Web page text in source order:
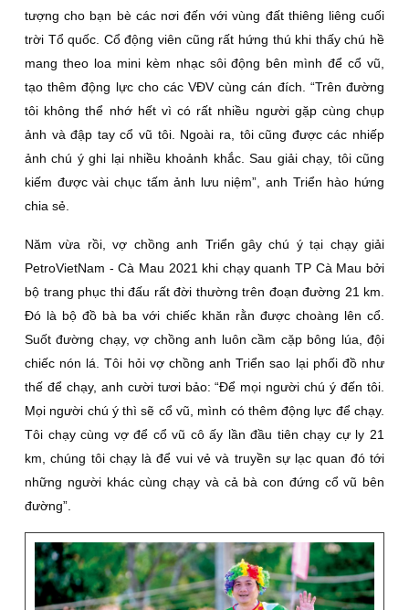
tượng cho bạn bè các nơi đến với vùng đất thiêng liêng cuối
trời Tổ quốc. Cổ động viên cũng rất hứng thú khi thấy chú hề
mang theo loa mini kèm nhạc sôi động bên mình để cổ vũ,
tạo thêm động lực cho các VÐV cùng cán đích. “Trên đường
tôi không thể nhớ hết vì có rất nhiều người gặp cùng chụp
ảnh và đập tay cổ vũ tôi. Ngoài ra, tôi cũng được các nhiếp
ảnh chú ý ghi lại nhiều khoảnh khắc. Sau giải chạy, tôi cũng
kiếm được vài chục tấm ảnh lưu niệm”, anh Triển hào hứng
chia sẻ.
Năm vừa rồi, vợ chồng anh Triển gây chú ý tại chạy giải
PetroVietNam - Cà Mau 2021 khi chạy quanh TP Cà Mau bởi
bộ trang phục thi đấu rất đời thường trên đoạn đường 21 km.
Ðó là bộ đồ bà ba với chiếc khăn rằn được choàng lên cổ.
Suốt đường chạy, vợ chồng anh luôn cầm cặp bông lúa, đội
chiếc nón lá. Tôi hỏi vợ chồng anh Triển sao lại phối đồ như
thế để chạy, anh cười tươi bảo: “Ðể mọi người chú ý đến tôi.
Mọi người chú ý thì sẽ cổ vũ, mình có thêm động lực để chạy.
Tôi chạy cùng vợ để cổ vũ cô ấy lần đầu tiên chạy cự ly 21
km, chúng tôi chạy là để vui vẻ và truyền sự lạc quan đó tới
những người khác cùng chạy và cả bà con đứng cổ vũ bên
đường”.